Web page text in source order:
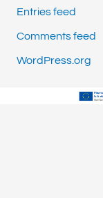
Entries feed
Comments feed
WordPress.org